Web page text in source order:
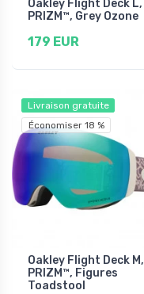
Oakley Flight Deck L,
PRIZM™, Grey Ozone
179 EUR
Livraison gratuite
Économiser 18 %
Oakley Flight Deck M,
PRIZM™, Figures
Toadstool